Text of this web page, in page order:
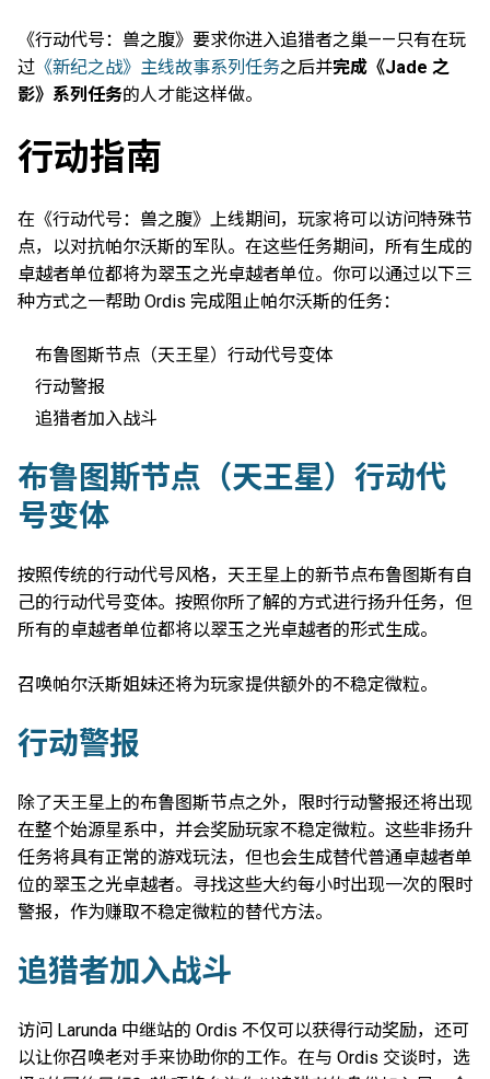
《行动代号：兽之腹》要求你进入追猎者之巢——只有在玩
过 《新纪之战》主线故事系列任务之后并完成《Jade 之
影》系列任务的人才能这样做。
行动指南
在《行动代号：兽之腹》上线期间，玩家将可以访问特殊节
点，以对抗帕尔沃斯的军队。在这些任务期间，所有生成的
卓越者单位都将为翠玉之光卓越者单位。你可以通过以下三
种方式之一帮助 Ordis 完成阻止帕尔沃斯的任务：
布鲁图斯节点（天王星）行动代号变体
行动警报
追猎者加入战斗
布鲁图斯节点（天王星）行动代
号变体
按照传统的行动代号风格，天王星上的新节点布鲁图斯有自
己的行动代号变体。按照你所了解的方式进行扬升任务，但
所有的卓越者单位都将以翠玉之光卓越者的形式生成。
召唤帕尔沃斯姐妹还将为玩家提供额外的不稳定微粒。
行动警报
除了天王星上的布鲁图斯节点之外，限时行动警报还将出现
在整个始源星系中，并会奖励玩家不稳定微粒。这些非扬升
任务将具有正常的游戏玩法，但也会生成替代普通卓越者单
位的翠玉之光卓越者。寻找这些大约每小时出现一次的限时
警报，作为赚取不稳定微粒的替代方法。
追猎者加入战斗
访问 Larunda 中继站的 Ordis 不仅可以获得行动奖励，还可
以让你召唤老对手来协助你的工作。在与 Ordis 交谈时，选